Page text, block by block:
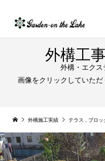
外構工
外構・エク
画像をクリックしていた
外構施工実績 テラス ブロッ